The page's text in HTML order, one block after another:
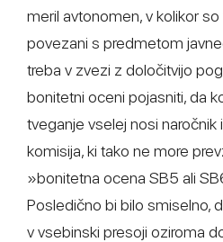
meril avtonomen, v kolikor
povezani s predmetom
treba v zvezi z določitvijo
bonitetni oceni pojasniti, da
tveganje vselej nosi naročnik
komisija, ki tako ne more
»bonitetna ocena SB5 ali
Posledično bi bilo smiselno,
v vsebinski presoji oziroma